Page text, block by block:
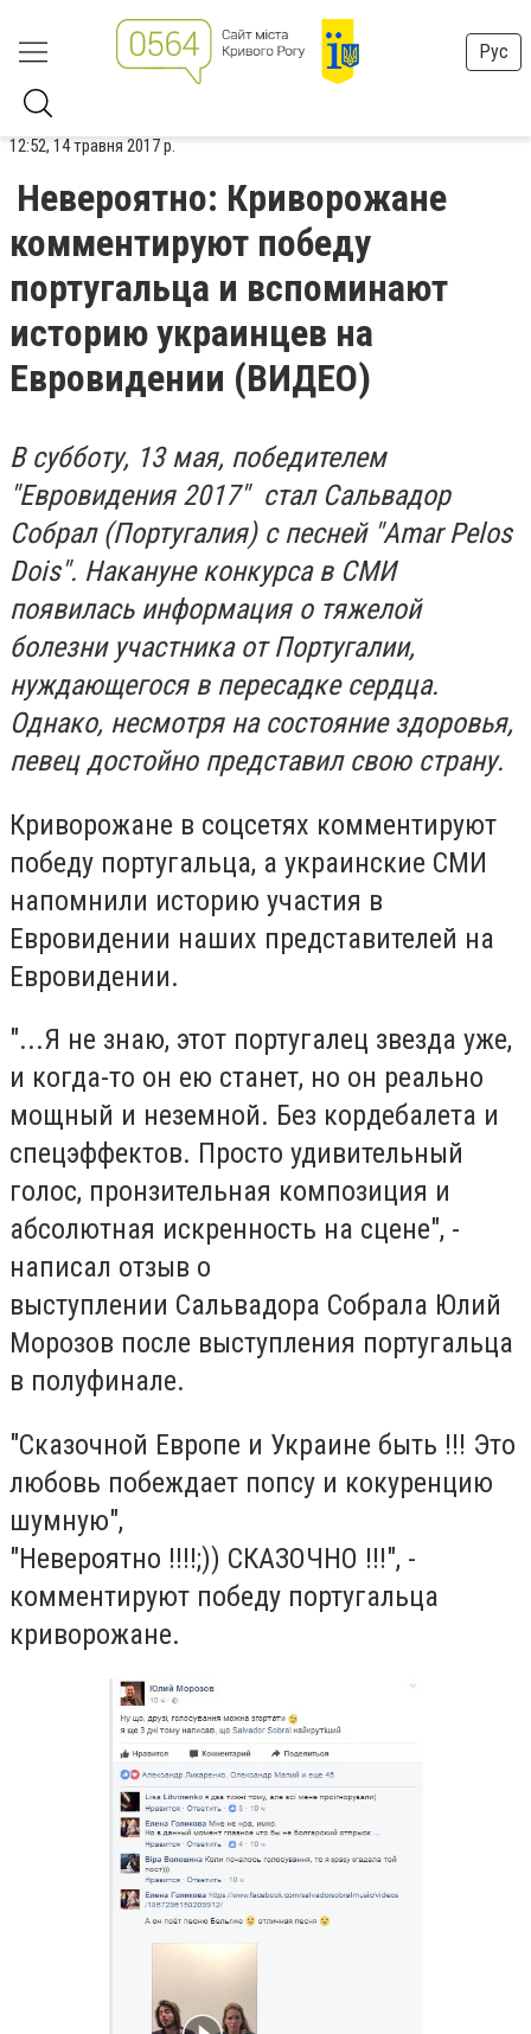
Рус
12:52, 14 травня 2017 р.
Невероятно: Криворожане
комментируют победу
португальца и вспоминают
историю украинцев на
Евровидении (ВИДЕО)
В субботу, 13 мая, победителем
"Евровидения 2017" стал Сальвадор
Собрал (Португалия) с песней "Amar Pelos
Dois". Накануне конкурса в СМИ
появилась информация о тяжелой
болезни участника от Португалии,
нуждающегося в пересадке сердца.
Однако, несмотря на состояние здоровья,
певец достойно представил свою страну.
Криворожане в соцсетях комментируют
победу португальца, а украинские СМИ
напомнили историю участия в
Евровидении наших представителей на
Евровидении.
"...Я не знаю, этот португалец звезда уже,
и когда-то он ею станет, но он реально
мощный и неземной. Без кордебалета и
спецэффектов. Просто удивительный
голос, пронзительная композиция и
абсолютная искренность на сцене", -
написал отзыв о
выступлении Сальвадора Собрала Юлий
Морозов после выступления португальца
в полуфинале.
"Сказочной Европе и Украине быть !!! Это
любовь побеждает попсу и кокуренцию
шумную",
"Невероятно !!!!;)) СКАЗОЧНО !!!", -
комментируют победу португальца
криворожане.